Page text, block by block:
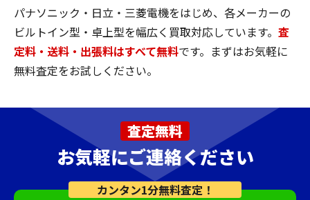
パナソニック・日立・三菱電機をはじめ、各メーカーの
ビルトイン型・卓上型を幅広く買取対応しています。 査
定料・送料・出張料はすべて無料です。まずはお気軽に
無料査定をお試しください。
査定無料
お気軽にご連絡ください
カンタン1分無料査定！